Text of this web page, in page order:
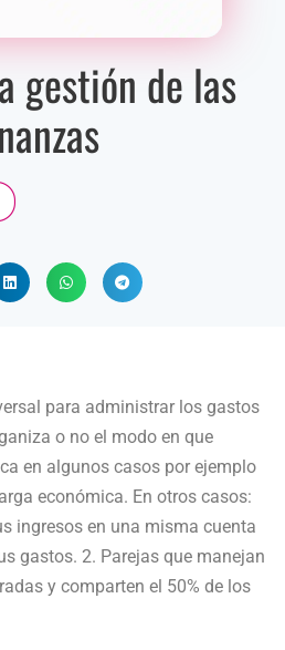
gestión de las
para administrar los gastos
o no el modo en que
en algunos casos por ejemplo
económica. En otros casos:
ingresos en una misma cuenta
gastos. 2. Parejas que manejan
y comparten el 50% de los